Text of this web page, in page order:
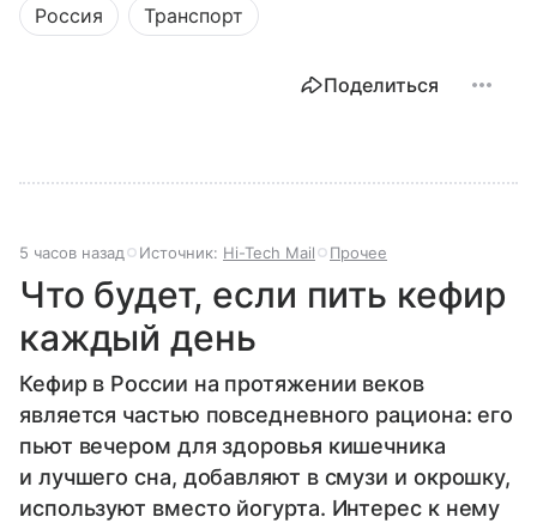
Россия Транспорт
Поделиться
5 часов назад Источник: Hi-Tech Mail Прочее
Что будет, если пить кефир
каждый день
Кефир в России на протяжении веков
является частью повседневного рациона: его
пьют вечером для здоровья кишечника
и лучшего сна, добавляют в смузи и окрошку,
используют вместо йогурта. Интерес к нему